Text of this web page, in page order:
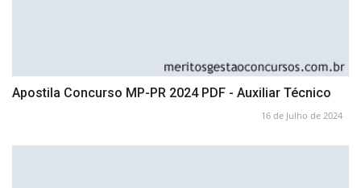
Apostila Concurso MP-PR 2024 PDF - Auxiliar Técnico
16 de Julho de 2024